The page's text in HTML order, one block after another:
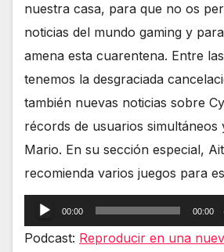
nuestra casa, para que no os
noticias del mundo gaming y
amena esta cuarentena. Entre
tenemos la desgraciada
también nuevas noticias sobre
récords de usuarios simultáneos
Mario. En su sección especial,
recomienda varios juegos para
Reproductor
de
00:00 00:00
Podcast: Reproducir en una